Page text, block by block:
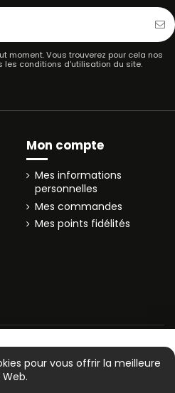
en 3 à 4 jours
moment. Vous trouverez pour cela nos
conditions d'utilisation du site.
Mon compte
Mes informations
personnelles
Mes commandes
Mes points fidélités
pour vous offrir la meilleure